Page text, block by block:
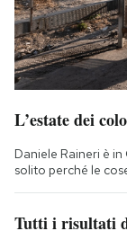
L’estate dei
Daniele Raineri è
solito perché le
Tutti i risultati